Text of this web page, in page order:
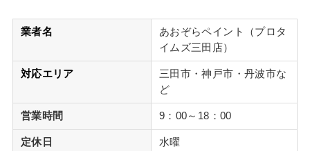
業者名
あおぞらペイント（プロタ
イムズ三田店）
対応エリア
三田市・神戸市・丹波市な
ど
営業時間 9：00～18：00
定休日 水曜